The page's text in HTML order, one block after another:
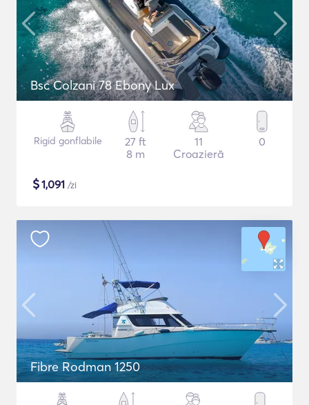
Bsc Colzani 78 Ebony Lux
Rigid gonflabile
27 ft
8 m
11
Croazieră
0
$1,091 /zi
Fibre Rodman 1250